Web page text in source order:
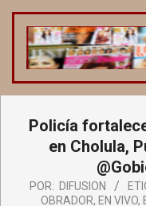
Saltar
contenido
MX
navegación
Policía
en Cholula,
POR: DIFUSION
OBRADOR, EN VIVO,